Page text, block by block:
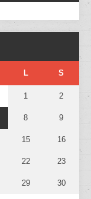
L S
1 2
8 9
15 16
22 23
29 30